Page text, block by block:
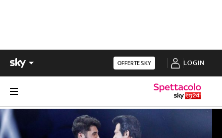
OFFERTE SKY LOGIN